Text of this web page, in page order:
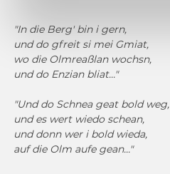
"In die Berg' bin i gern,
und do gfreit si mei Gmiat,
wo die Olmreaßlan wochsn,
und do Enzian bliat..."
"Und do Schnea geat bold weg,
und es wert wiedo schean,
und donn wer i bold wieda,
auf die Olm aufe gean..."